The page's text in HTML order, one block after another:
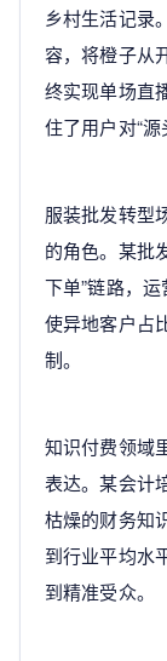
乡村生活记录
容，将橙子从
终实现单场直
住了用户对“源
服装批发转型
的角色。某批
下单”链路，运
使异地客户占
制。
知识付费领域
表达。某会计
枯燥的财务知
到行业平均水
到精准受众。